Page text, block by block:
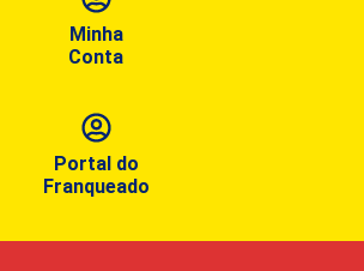
Minha
Conta
Portal do
Franqueado